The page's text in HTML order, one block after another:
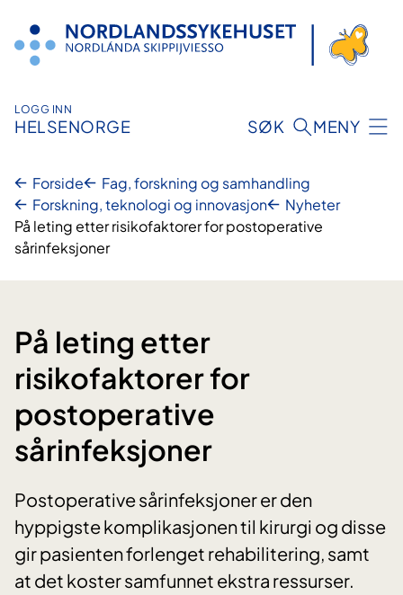
innhold
LOGG INN
HELSENORGE SØK MENY
Forside
Fag, forskning og samhandling
Forskning, teknologi og innovasjon
Nyheter
På leting etter risikofaktorer for postoperative
sårinfeksjoner
På leting etter
risikofaktorer for
postoperative
sårinfeksjoner
Postoperative sårinfeksjoner er den
hyppigste komplikasjonen til kirurgi og disse
gir pasienten forlenget rehabilitering, samt
at det koster samfunnet ekstra ressurser.